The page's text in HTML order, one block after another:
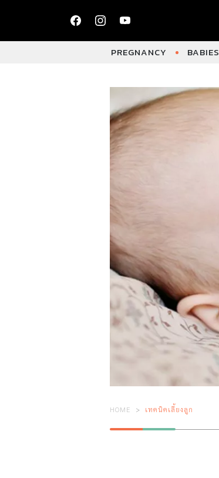
PREGNANCY BABIES
HOME เทคนิคเลี้ยงลูก